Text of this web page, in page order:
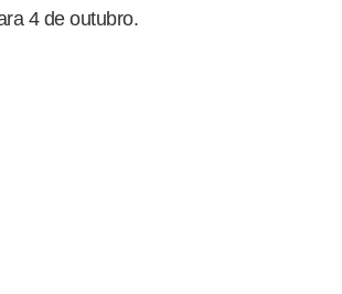
4 de outubro.